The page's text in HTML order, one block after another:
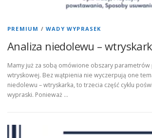
PREMIUM /WADY WYPRASEK
Analiza niedolewu –
Mamy już za sobą omówione obszary
wtryskowej. Bez wątpienia nie wyczerpują one
niedolewu – wtryskarka, to trzecia część cyklu
wypraski. Ponieważ …